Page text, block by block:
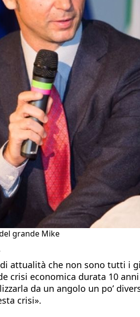
grande Mike
attualità che non sono tutti i
crisi economica durata 10
da un angolo un po’
crisi».